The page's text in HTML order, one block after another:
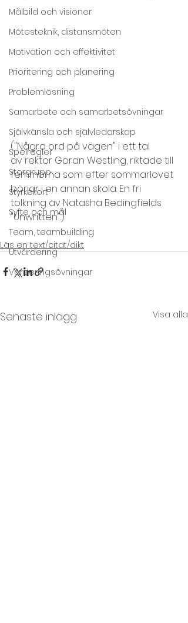
Målbild och visioner
Mötesteknik, distansmöten
Motivation och effektivitet
Prioritering och planering
Problemlösning
Samarbete och samarbetsövningar
Självkänsla och självledarskap
Spelregler
Storgrupp
Styrkekort
Syfte och mål
Team, teambuilding
Utvärdering
Värderingsövningar
("Några ord på vägen" i ett tal
av rektor Göran Westling, riktade till
femmorna som efter sommarlovet
börjar i en annan skola. En fri
tolkning av Natasha Bedingfields
"Unwritten".)
Läs en text/citat/dikt
Senaste inlägg Visa alla